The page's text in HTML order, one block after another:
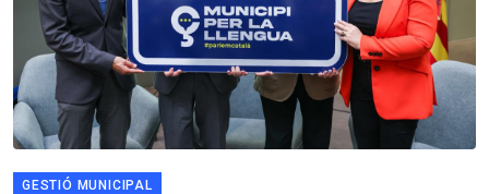
GESTIÓ MUNICIPAL